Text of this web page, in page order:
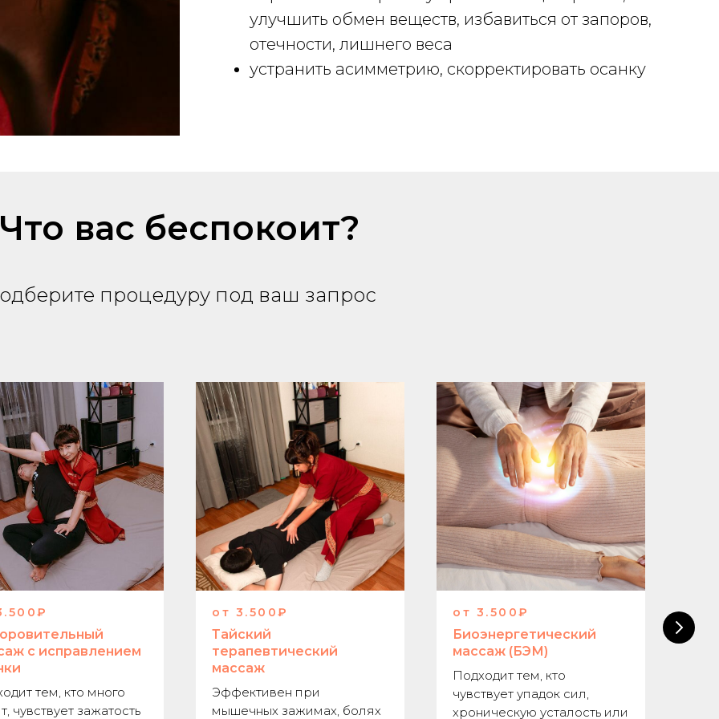
улучшить обмен веществ, избавиться от запоров,
отечности, лишнего веса
устранить асимметрию, скорректировать осанку
Что вас беспокоит?
процедуру под ваш запрос
с исправлением
тем, кто много
чувствует зажатость
от 3.500₽
Тайский
терапевтический
массаж
Эффективен при
мышечных зажимах, болях
от 3.500₽
Биоэнергетический
массаж (БЭМ)
Подходит тем, кто
чувствует упадок сил,
хроническую усталость или